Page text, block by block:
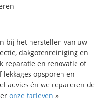
bij het herstellen van uw
dakgotenreiniging en
reparatie en renovatie of
opsporen en
advies én we repareren de
onze tarieven »